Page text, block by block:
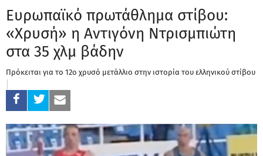
Ευρωπαϊκό πρωτάθλημα στίβου:
«Χρυσή» η Αντιγόνη Ντρισμπιώτη
στα 35 χλμ βάδην
Πρόκειται για το 12ο χρυσό μετάλλιο στην ιστορία του ελληνικού στίβου